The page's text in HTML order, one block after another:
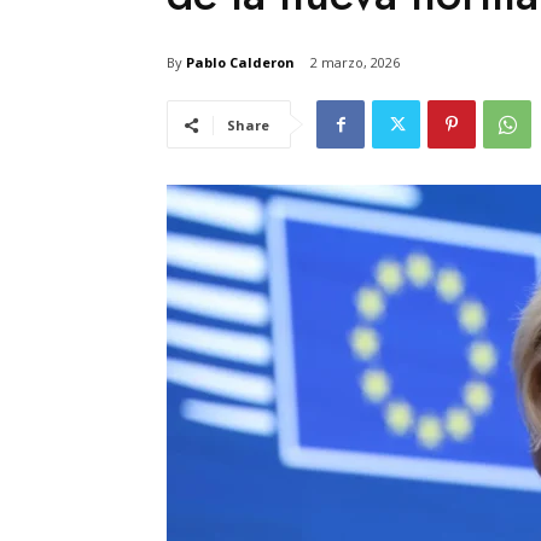
By Pablo Calderon 2 marzo, 2026
Share